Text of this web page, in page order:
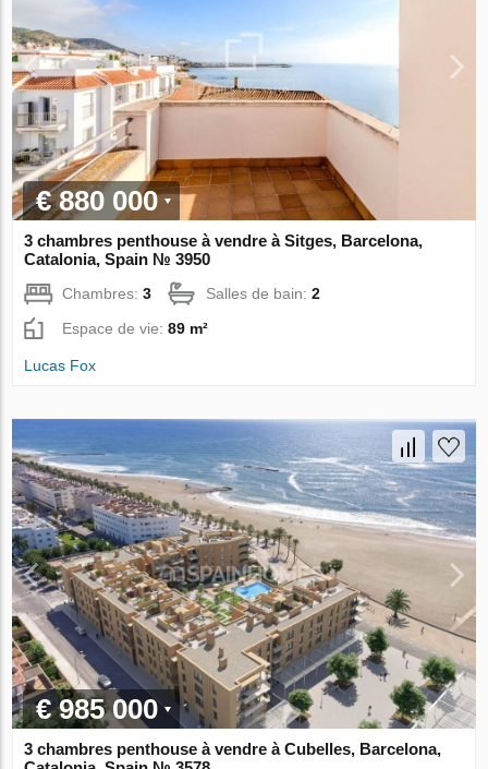
€ 880 000
3 chambres penthouse à vendre à Sitges, Barcelona,
Catalonia, Spain № 3950
Chambres:3 Salles de bain:2
Espace de vie:89 m²
Lucas Fox
€ 985 000
3 chambres penthouse à vendre à Cubelles, Barcelona,